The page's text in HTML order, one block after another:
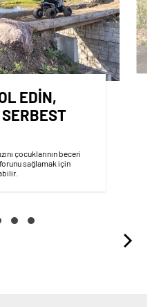
EDIN,
çocuklarının beceri
sağlamak için